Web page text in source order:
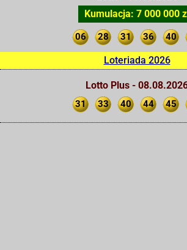
Kumulacja: 7 000 000
06 28 31 36 40
Loteriada 2026
Lotto Plus -
31 33 40 44 45